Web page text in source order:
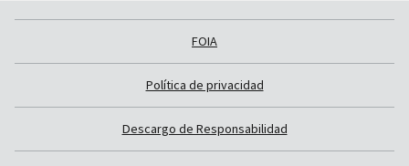
FOIA
Política de privacidad
Descargo de Responsabilidad